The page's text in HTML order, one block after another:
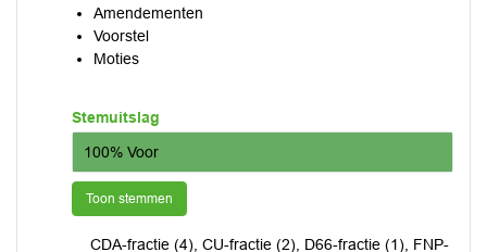
Amendementen
Voorstel
Moties
Stemuitslag
100% Voor
Toon stemmen
CDA-fractie (4), CU-fractie (2), D66-fractie (1), FNP-